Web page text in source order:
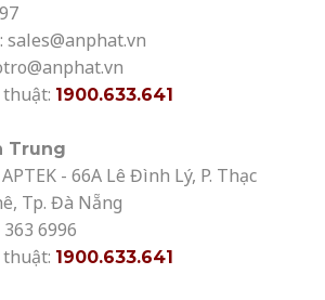
sales@anphat.vn
1900.633.641
Trung
- 66A Lê Đình Lý, P. Thạc
Tp. Đà Nẵng
6996
1900.633.641